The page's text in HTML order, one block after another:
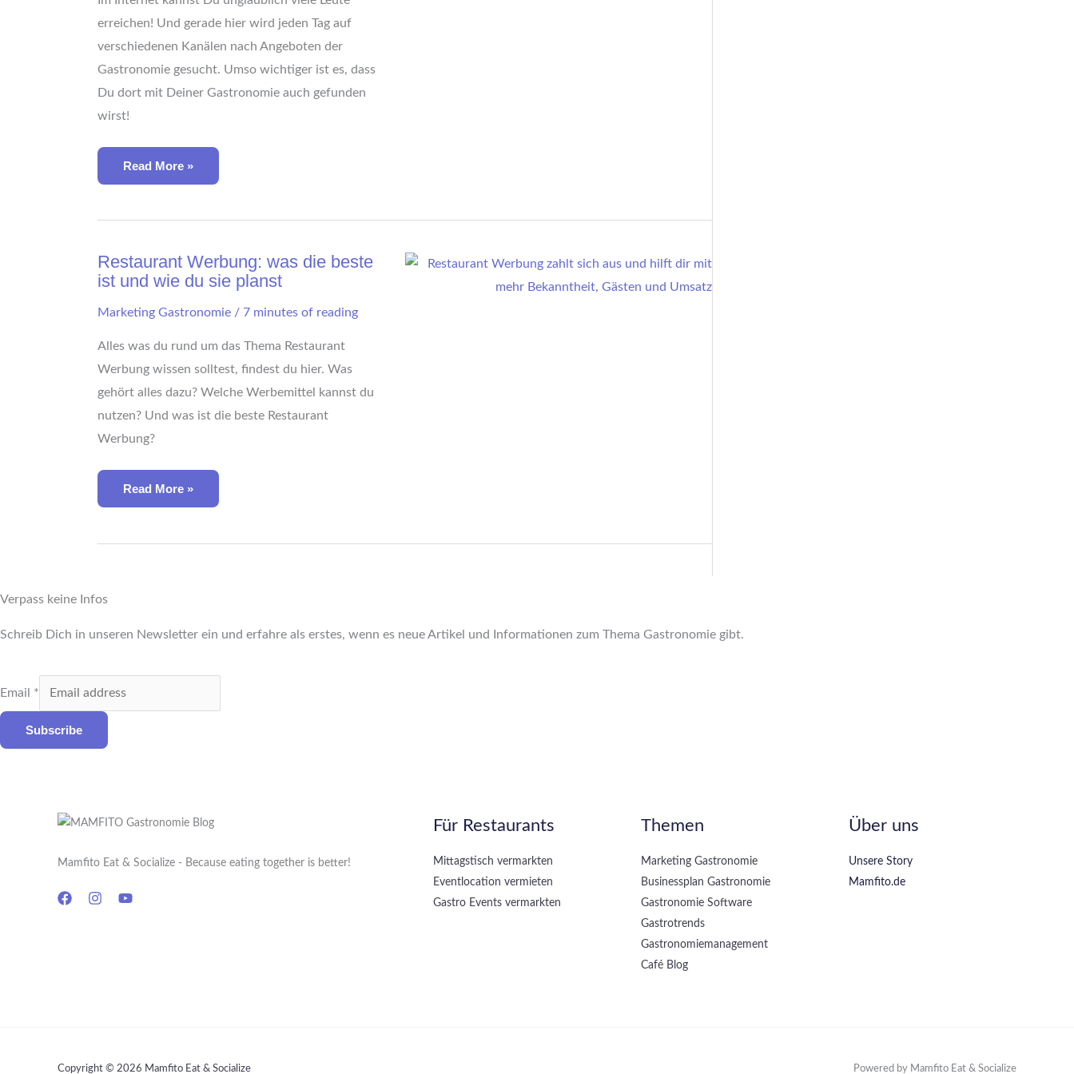
erreichen! Und gerade hier wird jeden Tag auf
verschiedenen Kanälen nach Angeboten der
Gastronomie gesucht. Umso wichtiger ist es, dass
Du dort mit Deiner Gastronomie auch gefunden
wirst!
Read More »
Restaurant Werbung: was die beste
ist und wie du sie planst
Marketing Gastronomie / 7 minutes of reading
Alles was du rund um das Thema Restaurant
Werbung wissen solltest, findest du hier. Was
gehört alles dazu? Welche Werbemittel kannst du
nutzen? Und was ist die beste Restaurant
Werbung?
Restaurant
Werbung:
Was
Beste
Ist
Wie
Du
Sie
Planst
Read More »
Verpass keine Infos
Schreib Dich in unseren Newsletter ein und erfahre als erstes, wenn es neue Artikel und Informationen zum Thema Gastronomie gibt.
Email *
Subscribe
Mamfito Eat & Socialize - Because eating together is better!
Für Restaurants
Mittagstisch vermarkten
Eventlocation vermieten
Gastro Events vermarkten
Themen
Marketing Gastronomie
Businessplan Gastronomie
Gastronomie Software
Gastrotrends
Gastronomiemanagement
Café Blog
Über uns
Unsere Story
Mamfito.de
Copyright © 2026 Mamfito Eat & Socialize Powered by Mamfito Eat & Socialize